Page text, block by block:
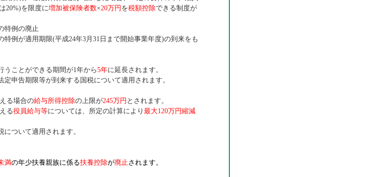
20%)を限度に増加被保険者数×20万円 を税額控除できる制度が
特例の廃止
例が適用期限(平成24年3月31日まで開始事業年度)の到来をも
ことができる期間が1年から5年に延長されます。
申告期限等が到来する国税について適用されます。
る場合の給与所得控除の上限が245万円 とされます。
る役員給与等については、所定の計算により最大120万円縮減
ついて適用されます。
満の年少扶養親族に係る扶養控除が廃止されます。